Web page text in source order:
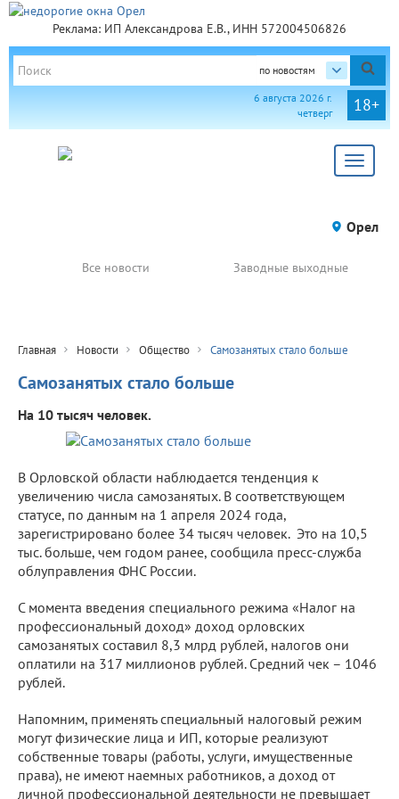
Реклама: ИП Александрова Е.В., ИНН 572004506826
по новостям
18+
6 августа 2026 г.
четверг
Toggle
Орел
Все новости Заводные выходные
Главная Новости Общество Самозанятых стало больше
Самозанятых стало больше
На 10 тысяч человек.
В Орловской области наблюдается тенденция к
увеличению числа самозанятых. В соответствующем
статусе, по данным на 1 апреля 2024 года,
зарегистрировано более 34 тысяч человек. Это на 10,5
тыс. больше, чем годом ранее, сообщила пресс-служба
облуправления ФНС России.
С момента введения специального режима «Налог на
профессиональный доход» доход орловских
самозанятых составил 8,3 млрд рублей, налогов они
оплатили на 317 миллионов рублей. Средний чек – 1046
рублей.
Напомним, применять специальный налоговый режим
могут физические лица и ИП, которые реализуют
собственные товары (работы, услуги, имущественные
права), не имеют наемных работников, а доход от
личной профессиональной деятельности не превышает